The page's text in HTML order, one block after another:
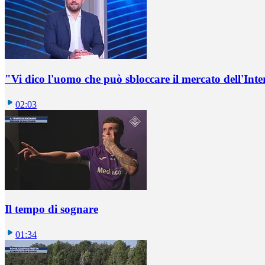
"Vi dico l'uomo che può sbloccare il mercato
02:03
Il tempo di sognare
01:34